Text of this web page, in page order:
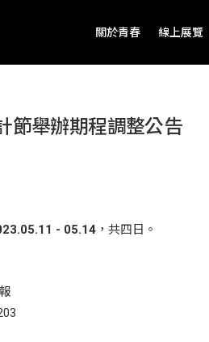
關於青春 線上展覽
節舉辦期程調整公告
- 05.14，共四日。